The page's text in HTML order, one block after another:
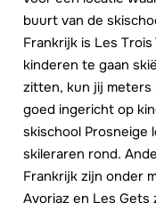
buurt van de
Frankrijk is Les
kinderen te gaan
zitten, kun jij meters
goed ingericht op
skischool Prosneige
skileraren rond.
Frankrijk zijn onder
Avoriaz en Les Gets